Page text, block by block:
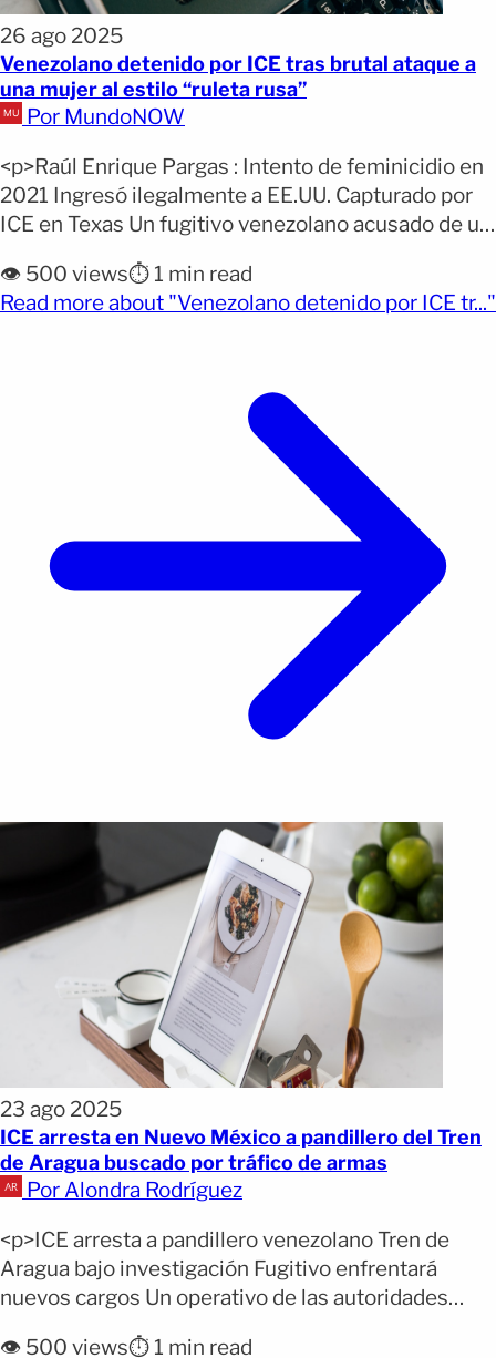
26 ago 2025
Venezolano detenido por ICE tras brutal ataque a
una mujer al estilo “ruleta rusa”
Por MundoNOW
<p>Raúl Enrique Pargas : Intento de feminicidio en
2021 Ingresó ilegalmente a EE.UU. Capturado por
ICE en Texas Un fugitivo venezolano acusado de un
agentes de Inmigración y Control de Aduanas (ICE)
en Plano, Texas. Se trata de Raúl Enrique Pargas
👁️ 500 views⏱️ 1 min read
Read more about "Venezolano detenido por ICE tr..."
23 ago 2025
ICE arresta en Nuevo México a pandillero del Tren
de Aragua buscado por tráfico de armas
Por Alondra Rodríguez
<p>ICE arresta a pandillero venezolano Tren de
Aragua bajo investigación Fugitivo enfrentará
nuevos cargos Un operativo de las autoridades
👁️ 500 views⏱️ 1 min read